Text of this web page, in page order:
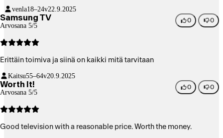
venla18–24v22.9.2025
Samsung TV
Arvosana 5/5
0 0
Erittäin toimiva ja siinä on kaikki mitä tarvitaan
Kaitsu55–64v20.9.2025
Worth It!
Arvosana 5/5
0 0
Good television with a reasonable price. Worth the money.